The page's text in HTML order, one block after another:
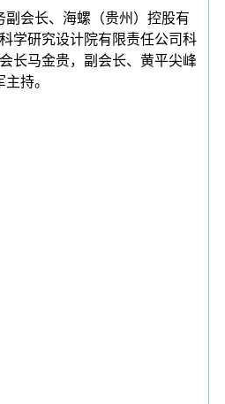
会长、海螺（贵州）控股有
学研究设计院有限责任公司科
长马金贵，副会长、黄平尖峰
持。